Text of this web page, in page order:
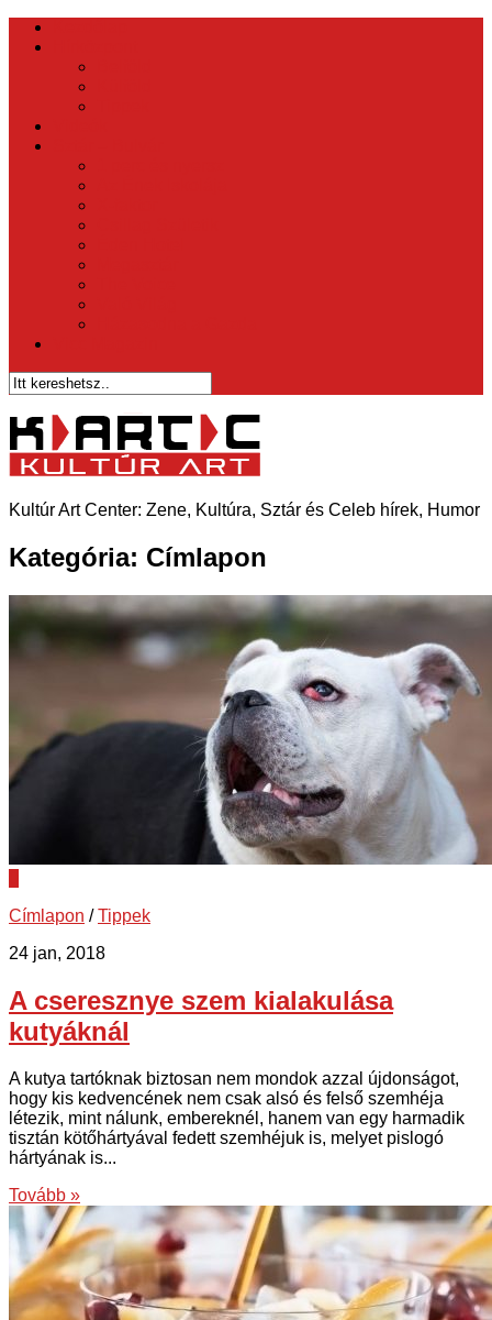
Kultúr Art Center: Zene, Kultúra, Sztár és Celeb hírek, Humor
Kategória: Címlapon
Címlapon /Tippek
24 jan, 2018
A cseresznye szem kialakulása
kutyáknál
A kutya tartóknak biztosan nem mondok azzal újdonságot,
hogy kis kedvencének nem csak alsó és felső szemhéja
létezik, mint nálunk, embereknél, hanem van egy harmadik
tisztán kötőhártyával fedett szemhéjuk is, melyet pislogó
hártyának is...
Tovább »